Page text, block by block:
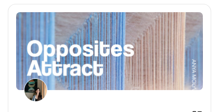
csatolmányban